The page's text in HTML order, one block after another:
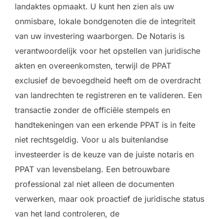
landaktes opmaakt. U kunt hen zien als uw
onmisbare, lokale bondgenoten die de integriteit
van uw investering waarborgen. De Notaris is
verantwoordelijk voor het opstellen van juridische
akten en overeenkomsten, terwijl de PPAT
exclusief de bevoegdheid heeft om de overdracht
van landrechten te registreren en te valideren. Een
transactie zonder de officiële stempels en
handtekeningen van een erkende PPAT is in feite
niet rechtsgeldig. Voor u als buitenlandse
investeerder is de keuze van de juiste notaris en
PPAT van levensbelang. Een betrouwbare
professional zal niet alleen de documenten
verwerken, maar ook proactief de juridische status
van het land controleren, de